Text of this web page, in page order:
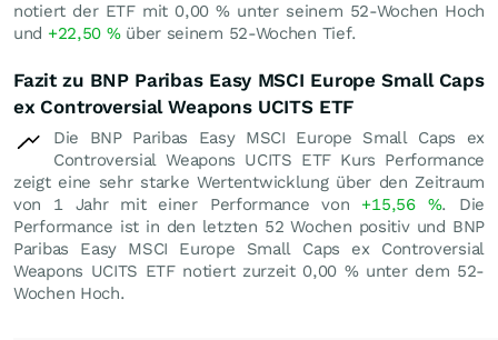
notiert der ETF mit 0,00% unter seinem 52-Wochen Hoch
und +22,50 %über seinem 52-Wochen Tief.
Fazit zu BNP Paribas Easy MSCI Europe Small Caps
ex Controversial Weapons UCITS ETF
Die BNP Paribas Easy MSCI Europe Small Caps ex
Controversial Weapons UCITS ETF Kurs Performance
zeigt eine sehr starke Wertentwicklung über den Zeitraum
von 1 Jahr mit einer Performance von +15,56 %. Die
Performance ist in den letzten 52 Wochen positiv und BNP
Paribas Easy MSCI Europe Small Caps ex Controversial
Weapons UCITS ETF notiert zurzeit 0,00 %unter dem 52-
Wochen Hoch.